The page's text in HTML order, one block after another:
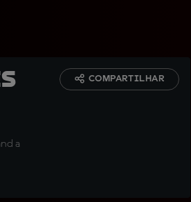
a
COMPARTILHAR